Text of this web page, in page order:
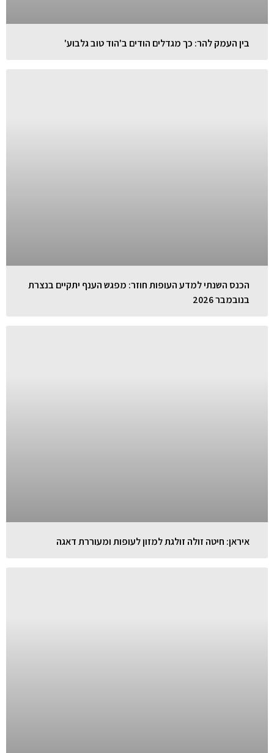
בין העמק להר: כך מגדלים הודים ב'הוד טוב גלבוע'
הכנס השנתי למדע העופות חוזר: מפגש הענף יתקיים בנצרת
בנובמבר 2026
איראן: חיטה זולה זולגת למזון לעופות ומעוררת דאגה